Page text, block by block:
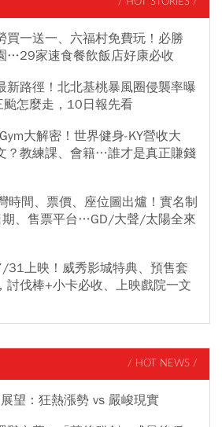
/ HOT STORIES /
買一送一、六福村免費玩！必勝
…29家速食餐飲飯店好康必收
新路徑！北北基桃暴風圈侵襲率曝
怎麼走，10日報先看
大解密！世界健身-KY營收大
？教練課、會籍…誰才是真正賺錢
時間、票價、座位圖出爐！實名制
期、售票平台…GD/大聲/太陽全來
31上映！威秀影城特典、預售套
伐棒+小卡必收、上映戲院一文
/ HOT NEWS /
望：狂熱漲勢 vs 嚴峻現實